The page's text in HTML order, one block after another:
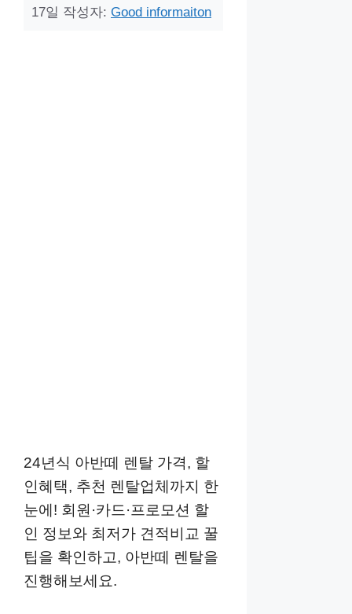
17일 작성자: Good informaiton
24년식 아반떼 렌탈 가격, 할
인혜택, 추천 렌탈업체까지 한
눈에! 회원·카드·프로모션 할
인 정보와 최저가 견적비교 꿀
팁을 확인하고, 아반떼 렌탈을
진행해보세요.